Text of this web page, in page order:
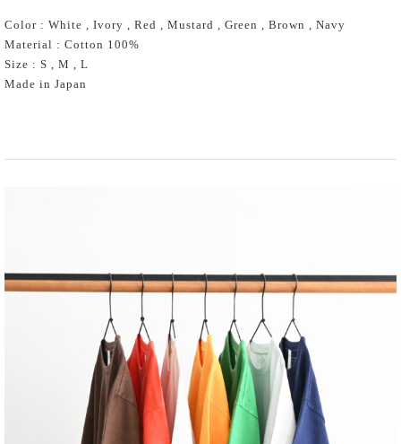
Color : White , Ivory , Red , Mustard , Green , Brown , Navy
Material : Cotton 100%
Size : S , M , L
Made in Japan